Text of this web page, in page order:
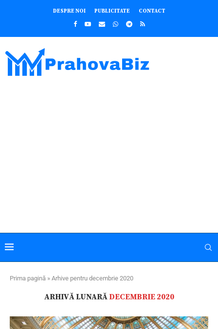
DESPRE NOI PUBLICITATE CONTACT
Prima pagină » Arhive pentru decembrie 2020
ARHIVĂ LUNARĂDECEMBRIE 2020